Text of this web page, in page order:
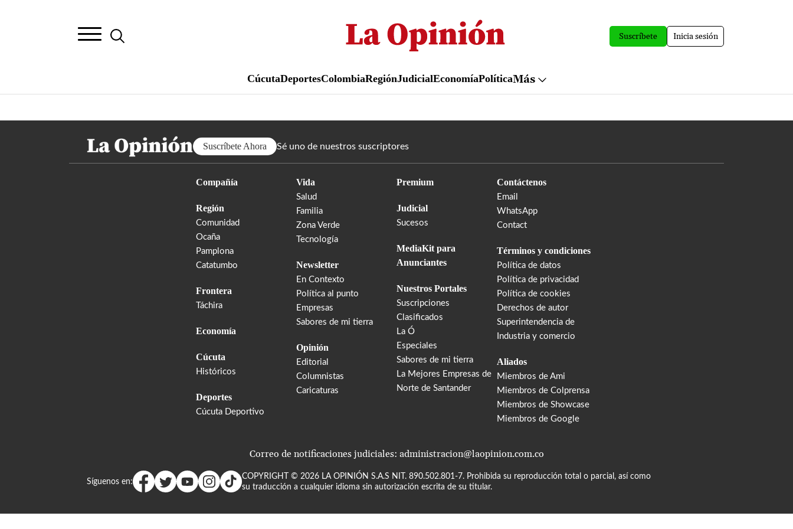
al
contenido
Suscríbete Inicia sesión
CúcutaDeportesColombiaRegiónJudicialEconomíaPolíticaMás
Suscríbete Ahora Sé uno de nuestros suscriptores
Compañía
Región
Comunidad
Ocaña
Pamplona
Catatumbo
Frontera
Táchira
Economía
Cúcuta
Históricos
Deportes
Cúcuta Deportivo
Vida
Salud
Familia
Zona Verde
Tecnología
Newsletter
En Contexto
Política al punto
Empresas
Sabores de mi tierra
Opinión
Editorial
Columnistas
Caricaturas
Premium
Judicial
Sucesos
MediaKit para
Anunciantes
Nuestros Portales
Suscripciones
Clasificados
La Ó
Especiales
Sabores de mi tierra
La Mejores Empresas de
Norte de Santander
Contáctenos
Email
WhatsApp
Contact
Términos y condiciones
Política de datos
Política de privacidad
Política de cookies
Derechos de autor
Superintendencia de
Industria y comercio
Aliados
Miembros de Ami
Miembros de Colprensa
Miembros de Showcase
Miembros de Google
Correo de notificaciones judiciales: administracion@laopinion.com.co
Síguenos en:
COPYRIGHT © 2026 LA OPINIÓN S.A.S NIT. 890.502.801-7. Prohibida su reproducción total o parcial, así como
su traducción a cualquier idioma sin autorización escrita de su titular.